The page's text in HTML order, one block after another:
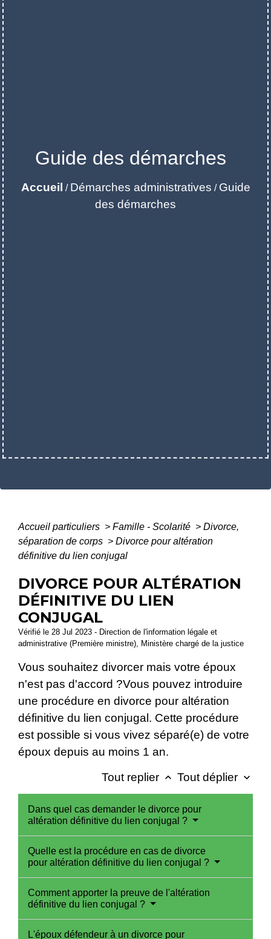
Guide des démarches
Accueil / Démarches administratives / Guide
des démarches
Accueil particuliers > Famille - Scolarité > Divorce,
séparation de corps > Divorce pour altération
définitive du lien conjugal
DIVORCE POUR ALTÉRATION
DÉFINITIVE DU LIEN
CONJUGAL
Vérifié le 28 Jul 2023 - Direction de l'information légale et
administrative (Première ministre), Ministère chargé de la justice
Vous souhaitez divorcer mais votre époux
n'est pas d'accord ?Vous pouvez introduire
une procédure en divorce pour altération
définitive du lien conjugal. Cette procédure
est possible si vous vivez séparé(e) de votre
époux depuis au moins 1 an.
Tout replier keyboard_arrow_up Tout déplier keyboard_arrow_down
Dans quel cas demander le divorce pour
altération définitive du lien conjugal ?
Quelle est la procédure en cas de divorce
pour altération définitive du lien conjugal ?
Comment apporter la preuve de l'altération
définitive du lien conjugal ?
L'époux défendeur à un divorce pour